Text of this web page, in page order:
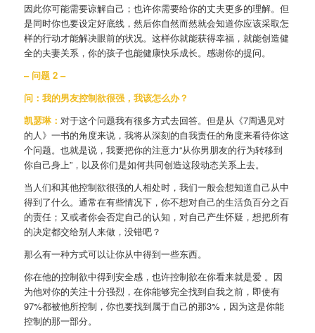
因此你可能需要谅解自己；也许你需要给你的丈夫更多的理解。但
是同时你也要设定好底线，然后你自然而然就会知道你应该采取怎
样的行动才能解决眼前的状况。这样你就能获得幸福，就能创造健
全的夫妻关系，你的孩子也能健康快乐成长。感谢你的提问。
– 问题 2 –
问： 我的男友控制欲很强，我该怎么办？
凯瑟琳： 对于这个问题我有很多方式去回答。但是从《7周遇见对
的人》一书的角度来说，我将从深刻的自我责任的角度来看待你这
个问题。也就是说，我要把你的注意力“从你男朋友的行为转移到
你自己身上”，以及你们是如何共同创造这段动态关系上去。
当人们和其他控制欲很强的人相处时，我们一般会想知道自己从中
得到了什么。通常在有些情况下，你不想对自己的生活负百分之百
的责任；又或者你会否定自己的认知，对自己产生怀疑，想把所有
的决定都交给别人来做，没错吧？
那么有一种方式可以让你从中得到一些东西。
你在他的控制欲中得到安全感，也许控制欲在你看来就是爱 。因
为他对你的关注十分强烈，在你能够完全找到自我之前，即使有
97%都被他所控制，你也要找到属于自己的那3%，因为这是你能
控制的那一部分。